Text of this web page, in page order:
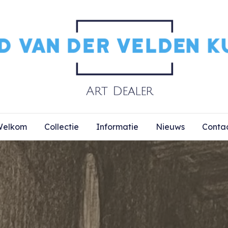
Collectie Informatie Nieuws